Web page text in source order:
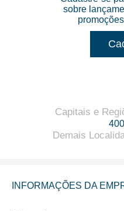
sobre
Capitais e
Demais
INFORMAÇÕES DA